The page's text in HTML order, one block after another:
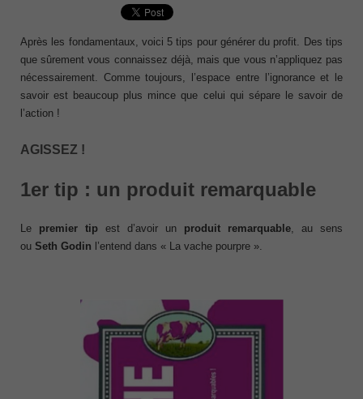
Après les fondamentaux, voici 5 tips pour générer du profit. Des tips
que sûrement vous connaissez déjà, mais que vous n’appliquez pas
nécessairement. Comme toujours, l’espace entre l’ignorance et le
savoir est beaucoup plus mince que celui qui sépare le savoir de
l’action !
AGISSEZ !
1er tip : un produit remarquable
Le premier tip est d’avoir un produit remarquable , au sens
ou Seth Godin l’entend dans « La vache pourpre ».